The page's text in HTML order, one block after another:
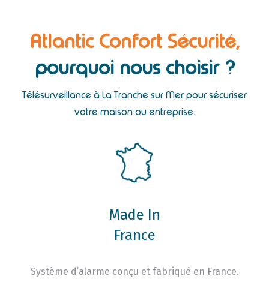
Atlantic Confort Sécurité,
pourquoi nous choisir ?
Télésurveillance à La Tranche sur Mer pour sécuriser
votre maison ou entreprise.
Made In
France
Système d’alarme conçu et fabriqué en France.